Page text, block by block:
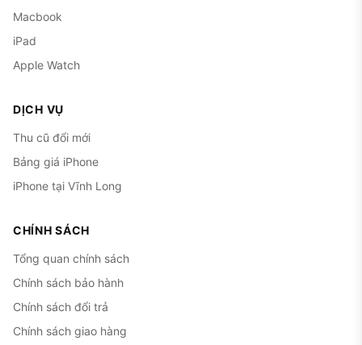
Macbook
iPad
Apple Watch
DỊCH VỤ
Thu cũ đổi mới
Bảng giá iPhone
iPhone tại Vĩnh Long
CHÍNH SÁCH
Tổng quan chính sách
Chính sách bảo hành
Chính sách đổi trả
Chính sách giao hàng